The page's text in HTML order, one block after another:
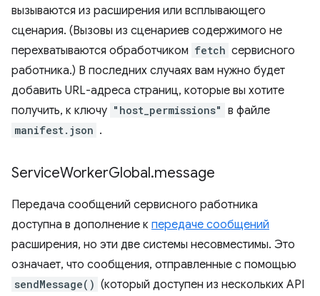
вызываются из расширения или всплывающего
сценария. (Вызовы из сценариев содержимого не
перехватываются обработчиком fetch сервисного
работника.) В последних случаях вам нужно будет
добавить URL-адреса страниц, которые вы хотите
получить, к ключу "host_permissions" в файле
manifest.json .
ServiceWorkerGlobal.message
Передача сообщений сервисного работника
доступна в дополнение к передаче сообщений
расширения, но эти две системы несовместимы. Это
означает, что сообщения, отправленные с помощью
sendMessage() (который доступен из нескольких API